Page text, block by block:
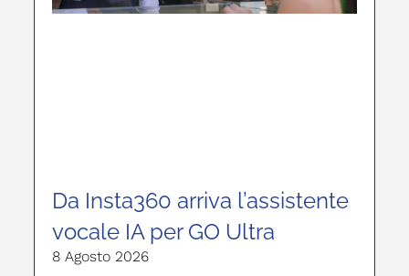
Da Insta360 arriva l’assistente
vocale IA per GO Ultra
8 Agosto 2026